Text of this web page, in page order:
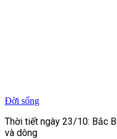
Đời sống
Thời tiết ngày 23/10: Bắc
và dông